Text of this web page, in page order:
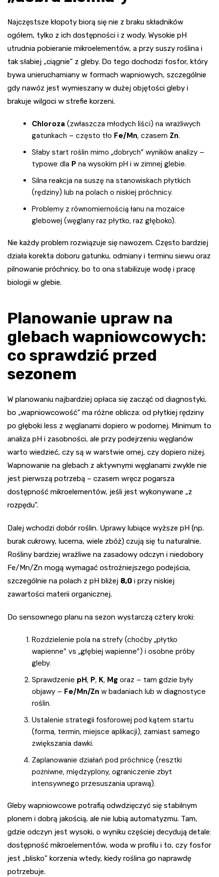
Najczęstsze kłopoty biorą się nie z braku składników
ogółem, tylko z ich dostępności i z wody. Wysokie pH
utrudnia pobieranie mikroelementów, a przy suszy roślina i
tak słabiej „ciągnie” z gleby. Do tego dochodzi fosfor, który
bywa unieruchamiany w formach wapniowych, szczególnie
gdy nawóz jest wymieszany w dużej objętości gleby i
brakuje wilgoci w strefie korzeni.
Chloroza (zwłaszcza młodych liści) na wrażliwych
gatunkach – często tło Fe/Mn, czasem Zn.
Słaby start roślin mimo „dobrych” wyników analizy –
typowe dla P na wysokim pH i w zimnej glebie.
Silna reakcja na suszę na stanowiskach płytkich
(rędziny) lub na polach o niskiej próchnicy.
Problemy z równomiernością łanu na mozaice
glebowej (węglany raz płytko, raz głęboko).
Nie każdy problem rozwiązuje się nawozem. Często bardziej
działa korekta doboru gatunku, odmiany i terminu siewu oraz
pilnowanie próchnicy, bo to ona stabilizuje wodę i pracę
biologii w glebie.
Planowanie upraw na
glebach wapniowcowych:
co sprawdzić przed
sezonem
W planowaniu najbardziej opłaca się zacząć od diagnostyki,
bo „wapniowcowość” ma różne oblicza: od płytkiej rędziny
po głęboki less z węglanami dopiero w podornej. Minimum to
analiza pH i zasobności, ale przy podejrzeniu węglanów
warto wiedzieć, czy są w warstwie ornej, czy dopiero niżej.
Wapnowanie na glebach z aktywnymi węglanami zwykle nie
jest pierwszą potrzebą – czasem wręcz pogarsza
dostępność mikroelementów, jeśli jest wykonywane „z
rozpędu”.
Dalej wchodzi dobór roślin. Uprawy lubiące wyższe pH (np.
burak cukrowy, lucerna, wiele zbóż) czują się tu naturalnie.
Rośliny bardziej wrażliwe na zasadowy odczyn i niedobory
Fe/Mn/Zn mogą wymagać ostrożniejszego podejścia,
szczególnie na polach z pH bliżej 8,0 i przy niskiej
zawartości materii organicznej.
Do sensownego planu na sezon wystarczą cztery kroki:
Rozdzielenie pola na strefy (choćby „płytko
wapienne” vs „głębiej wapienne”) i osobne próby
gleby.
Sprawdzenie pH, P, K, Mg oraz – tam gdzie były
objawy – Fe/Mn/Zn w badaniach lub w diagnostyce
roślin.
Ustalenie strategii fosforowej pod kątem startu
(forma, termin, miejsce aplikacji), zamiast samego
zwiększania dawki.
Zaplanowanie działań pod próchnicę (resztki
pożniwne, międzyplony, ograniczenie zbyt
intensywnego przesuszania uprawą).
Gleby wapniowcowe potrafią odwdzięczyć się stabilnym
plonem i dobrą jakością, ale nie lubią automatyzmu. Tam,
gdzie odczyn jest wysoki, o wyniku częściej decydują detale:
dostępność mikroelementów, woda w profilu i to, czy fosfor
jest „blisko” korzenia wtedy, kiedy roślina go naprawdę
potrzebuje.